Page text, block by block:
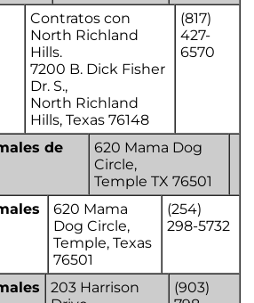
Contratos con
North Richland
Hills.
7200 B. Dick Fisher
Dr. S.,
North Richland
Hills, Texas 76148
(817)
427-
6570
de
620 Mama Dog
Circle,
Temple TX 76501
620 Mama
Dog Circle,
Temple, Texas
76501
(254)
298-5732
203 Harrison
(903)